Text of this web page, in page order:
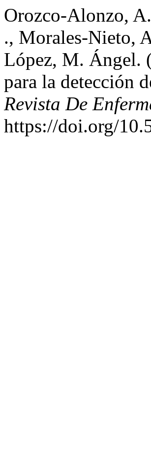
Orozco-Alonzo,
., Morales-Nieto,
López, M. Ángel.
para la detección
Revista De
https://doi.org/